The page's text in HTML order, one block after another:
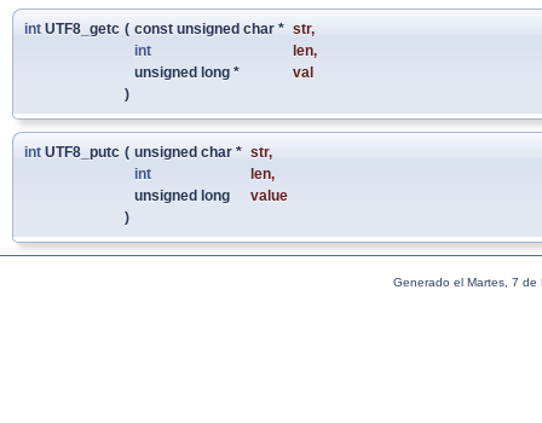
int UTF8_getc ( const unsigned char * str,
int
len,
unsigned long *
val
)
int UTF8_putc ( unsigned char * str,
int
len,
unsigned long
value
)
Generado el Martes, 7